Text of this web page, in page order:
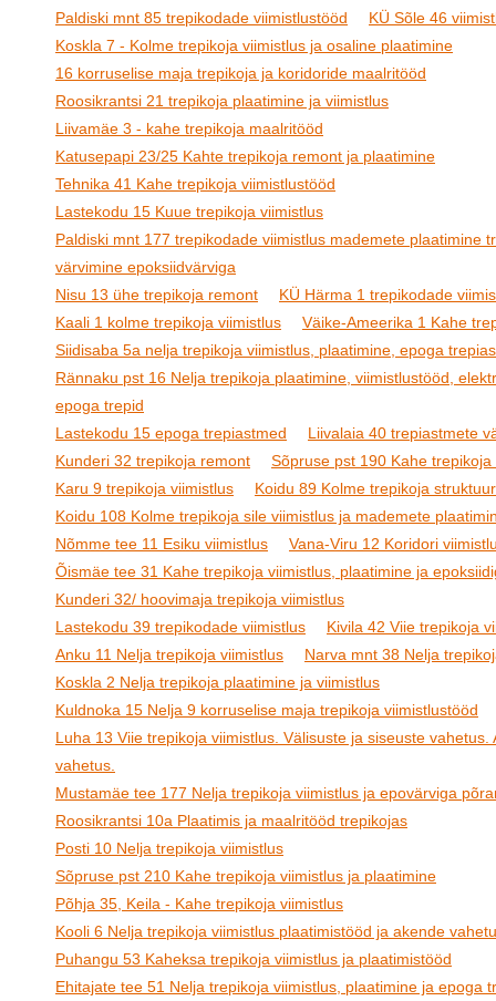
Paldiski mnt 85 trepikodade viimistlustööd
KÜ Sõle 46
Koskla 7 - Kolme trepikoja viimistlus ja osaline plaatimine
16 korruselise maja trepikoja ja koridoride maalritööd
Roosikrantsi 21 trepikoja plaatimine ja viimistlus
Liivamäe 3 - kahe trepikoja maalritööd
Katusepapi 23/25 Kahte trepikoja remont ja plaatimine
Tehnika 41 Kahe trepikoja viimistlustööd
Lastekodu 15 Kuue trepikoja viimistlus
Paldiski mnt 177 trepikodade viimistlus mademete plaatimine
värvimine epoksiidvärviga
Nisu 13 ühe trepikoja remont
KÜ Härma 1 trepikodade
Kaali 1 kolme trepikoja viimistlus
Väike-Ameerika 1 Kahe
Siidisaba 5a nelja trepikoja viimistlus, plaatimine, epoga
Rännaku pst 16 Nelja trepikoja plaatimine, viimistlustööd,
epoga trepid
Lastekodu 15 epoga trepiastmed
Liivalaia 40 trepiastmete
Kunderi 32 trepikoja remont
Sõpruse pst 190 Kahe
Karu 9 trepikoja viimistlus
Koidu 89 Kolme trepikoja
Koidu 108 Kolme trepikoja sile viimistlus ja mademete
Nõmme tee 11 Esiku viimistlus
Vana-Viru 12 Koridori
Õismäe tee 31 Kahe trepikoja viimistlus, plaatimine ja
Kunderi 32/ hoovimaja trepikoja viimistlus
Lastekodu 39 trepikodade viimistlus
Kivila 42 Viie trepikoja
Anku 11 Nelja trepikoja viimistlus
Narva mnt 38 Nelja
Koskla 2 Nelja trepikoja plaatimine ja viimistlus
Kuldnoka 15 Nelja 9 korruselise maja trepikoja viimistlustööd
Luha 13 Viie trepikoja viimistlus. Välisuste ja siseuste vahetus.
vahetus.
Mustamäe tee 177 Nelja trepikoja viimistlus ja epovärviga
Roosikrantsi 10a Plaatimis ja maalritööd trepikojas
Posti 10 Nelja trepikoja viimistlus
Sõpruse pst 210 Kahe trepikoja viimistlus ja plaatimine
Põhja 35, Keila - Kahe trepikoja viimistlus
Kooli 6 Nelja trepikoja viimistlus plaatimistööd ja akende
Puhangu 53 Kaheksa trepikoja viimistlus ja plaatimistööd
Ehitajate tee 51 Nelja trepikoja viimistlus, plaatimine ja epoga